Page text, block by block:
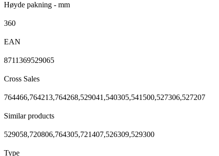
Høyde pakning - mm
360
EAN
8711369529065
Cross Sales
764466,764213,764268,529041,540305,541500,527306,527207
Similar products
529058,720806,764305,721407,526309,529300
Type